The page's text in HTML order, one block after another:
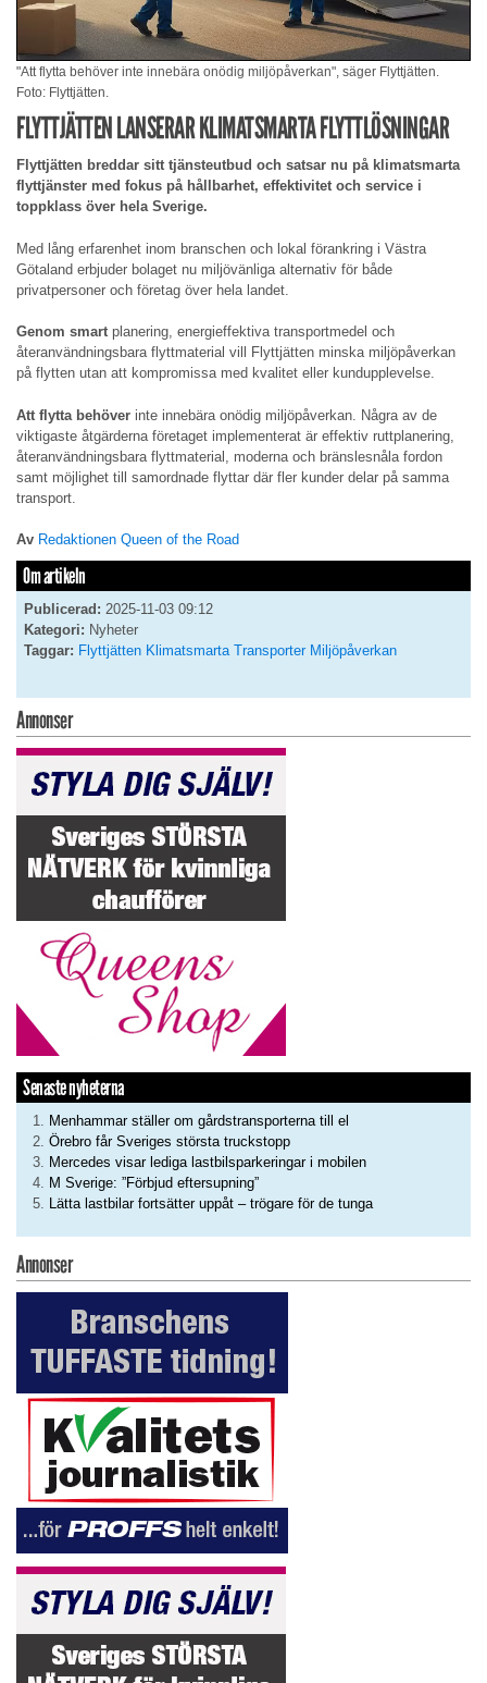
"Att flytta behöver inte innebära onödig miljöpåverkan", säger Flyttjätten.
Foto: Flyttjätten.
FLYTTJÄTTEN LANSERAR KLIMATSMARTA FLYTTLÖSNINGAR
Flyttjätten breddar sitt tjänsteutbud och satsar nu på klimatsmarta
flyttjänster med fokus på hållbarhet, effektivitet och service i
toppklass över hela Sverige.
Med lång erfarenhet inom branschen och lokal förankring i Västra
Götaland erbjuder bolaget nu miljövänliga alternativ för både
privatpersoner och företag över hela landet.
Genom smartplanering, energieffektiva transportmedel och
återanvändningsbara flyttmaterial vill Flyttjätten minska miljöpåverkan
på flytten utan att kompromissa med kvalitet eller kundupplevelse.
Att flytta behöver inte innebära onödig miljöpåverkan. Några av de
viktigaste åtgärderna företaget implementerat är effektiv ruttplanering,
återanvändningsbara flyttmaterial, moderna och bränslesnåla fordon
samt möjlighet till samordnade flyttar där fler kunder delar på samma
transport.
Av Redaktionen Queen of the Road
Om artikeln
Publicerad: 2025-11-03 09:12
Kategori: Nyheter
Taggar: Flyttjätten Klimatsmarta Transporter Miljöpåverkan
Annonser
Senaste nyheterna
Menhammar ställer om gårdstransporterna till el
Örebro får Sveriges största truckstopp
Mercedes visar lediga lastbilsparkeringar i mobilen
M Sverige: ”Förbjud eftersupning”
Lätta lastbilar fortsätter uppåt – trögare för de tunga
Annonser